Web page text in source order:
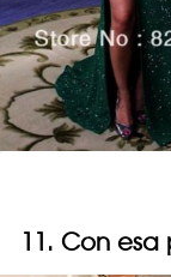
11. Con